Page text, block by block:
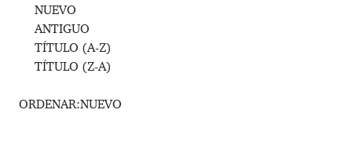
NUEVO
ANTIGUO
TÍTULO (A-Z)
TÍTULO (Z-A)
ORDENAR:NUEVO